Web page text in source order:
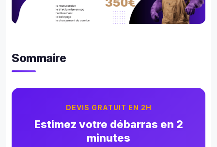
Sommaire
DEVIS GRATUIT EN 2H
Estimez votre débarras en 2
minutes